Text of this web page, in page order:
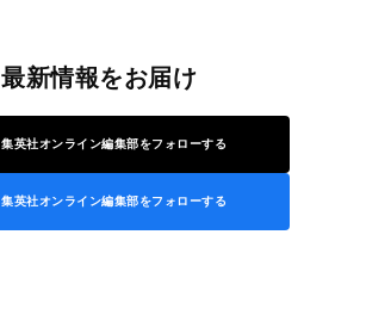
最新情報をお届け
集英社オンライン編集部をフォローする
集英社オンライン編集部をフォローする